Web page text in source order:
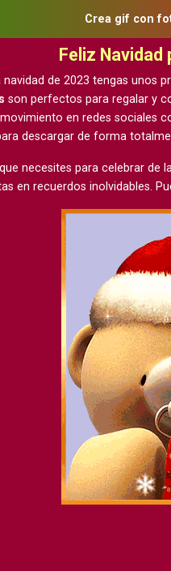
Crea gif con
Feliz Navidad
navidad de 2023 tengas
son perfectos para regalar y
en redes sociales
descargar de forma
necesites para celebrar de
en recuerdos inolvidables.